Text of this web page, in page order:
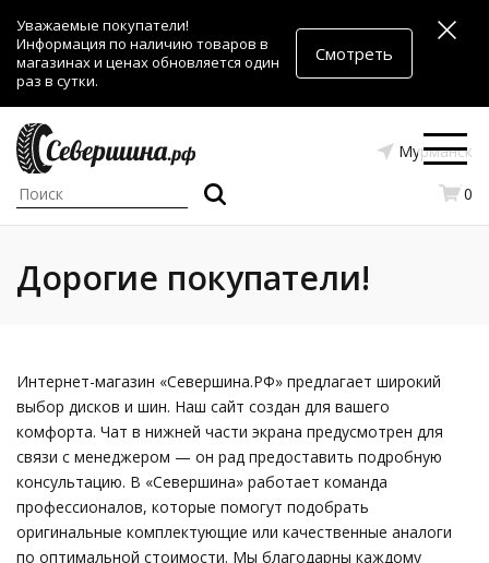
Уважаемые покупатели!
Информация по наличию товаров в
магазинах и ценах обновляется один
раз в сутки.
Смотреть
Мурманск
0
Дорогие покупатели!
Интернет-магазин «Севершина.РФ» предлагает широкий
выбор дисков и шин. Наш сайт создан для вашего
комфорта. Чат в нижней части экрана предусмотрен для
связи с менеджером — он рад предоставить подробную
консультацию. В «Севершина» работает команда
профессионалов, которые помогут подобрать
оригинальные комплектующие или качественные аналоги
по оптимальной стоимости. Мы благодарны каждому